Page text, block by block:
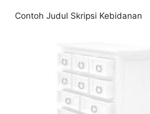
Contoh Judul Skripsi Kebidanan